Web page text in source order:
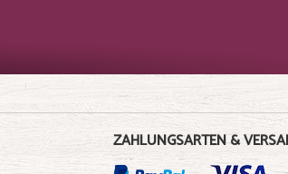
ZAHLUNGSARTEN &